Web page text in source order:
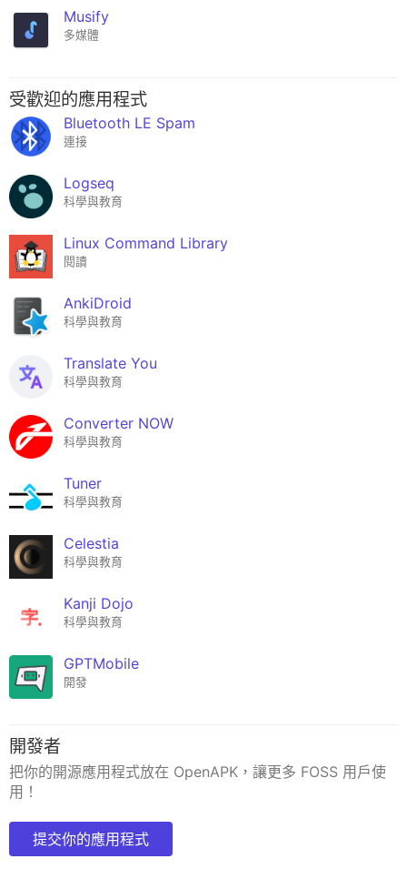
Musify
多媒體
受歡迎的應用程式
Bluetooth LE Spam
連接
Logseq
科學與教育
Linux Command Library
閱讀
AnkiDroid
科學與教育
Translate You
科學與教育
Converter NOW
科學與教育
Tuner
科學與教育
Celestia
科學與教育
Kanji Dojo
科學與教育
GPTMobile
開發
開發者
把你的開源應用程式放在 OpenAPK，讓更多 FOSS 用戶使
用！
提交你的應用程式